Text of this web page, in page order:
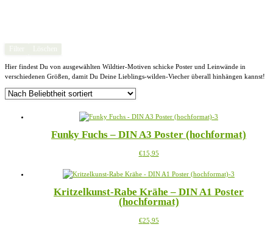
Hier findest Du von ausgewählten Wildtier-Motiven schicke Poster und Leinwände in
verschiedenen Größen, damit Du Deine Lieblings-wilden-Viecher überall hinhängen kannst!
Funky Fuchs – DIN A3 Poster (hochformat)
€15,95Dieses
weist
Varianten
auf.
Optionen
Kritzelkunst-Rabe Krähe – DIN A1 Poster
(hochformat)
€25,95Dieses